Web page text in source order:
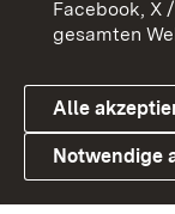
Link zum
Cookies
Facebook, X
gesamten
Alle
Notwendige